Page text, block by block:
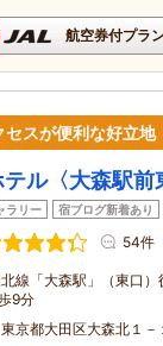
航空券付プラ
スが便利な好立地
テル〈大森駅前
ラリー 宿ブログ新着あり
54件
線「大森駅」（東口
9分
東京都大田区大森北１－